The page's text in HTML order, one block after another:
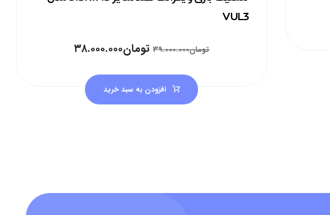
VUL3
تومان۳۹.۰۰۰.۰۰۰ تومان۳۸.۰۰۰.۰۰۰
افزودن به سبد خرید